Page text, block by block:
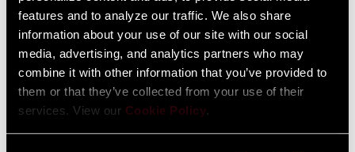
features and to analyze our traffic. We also share
information about your use of our site with our social
media, advertising, and analytics partners who may
combine it with other information that you’ve provided to
them or that they’ve collected from your use of their
services. View our Cookie Policy.
Especificaciones De Ajuste Del Cuadro